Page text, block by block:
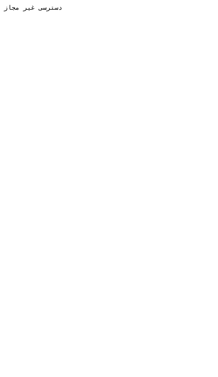
دسترسی غیر مجاز